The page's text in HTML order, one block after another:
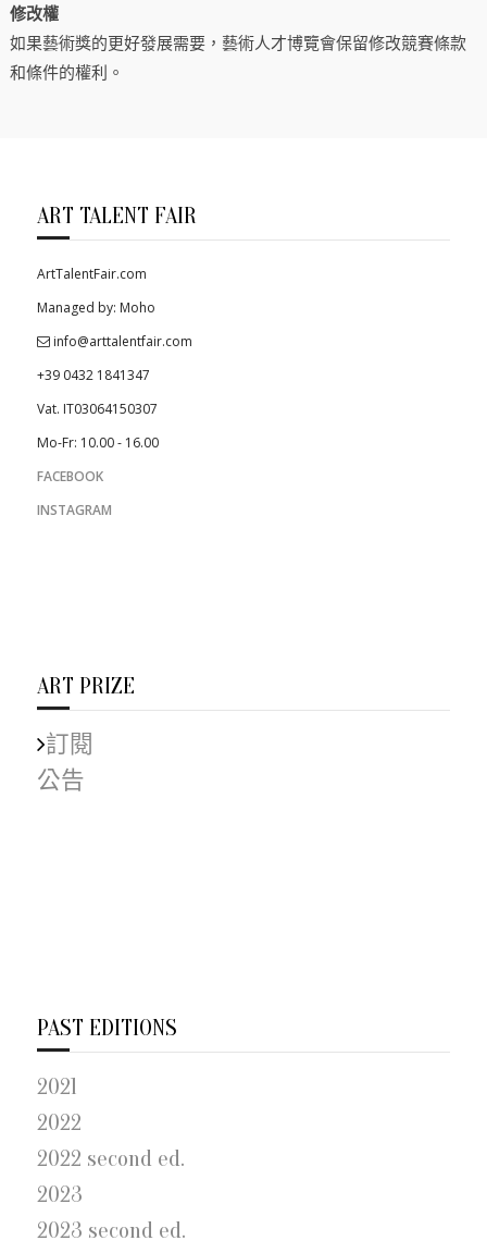
修改權
如果藝術獎的更好發展需要，藝術人才博覽會保留修改競賽條款
和條件的權利。
ART TALENT FAIR
ArtTalentFair.com
Managed by: Moho
info@arttalentfair.com
+39 0432 1841347
Vat. IT03064150307
Mo-Fr: 10.00 - 16.00
FACEBOOK
INSTAGRAM
ART PRIZE
訂閱
公告
PAST EDITIONS
2021
2022
2022 second ed.
2023
2023 second ed.